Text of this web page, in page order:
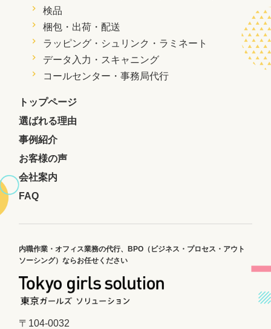
検品
梱包・出荷・配送
ラッピング・シュリンク・ラミネート
データ入力・スキャニング
コールセンター・事務局代行
トップページ
選ばれる理由
事例紹介
お客様の声
会社案内
FAQ
内職作業・オフィス業務の代行、BPO（ビジネス・プロセス・アウト
ソーシング）ならお任せください
〒104-0032